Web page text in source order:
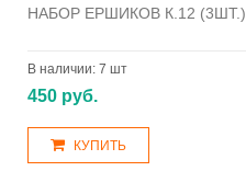
НАБОР ЕРШИКОВ К.12 (3ШТ.)
В наличии: 7 шт
450 руб.
КУПИТЬ